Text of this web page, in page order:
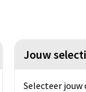
Jouw
Selecteer jouw